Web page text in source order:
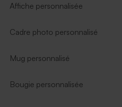
Affiche personnalisée
Cadre photo personnalisé
Mug personnalisé
Bougie personnalisée